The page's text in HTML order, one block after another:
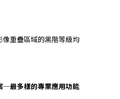
重疊區域的黑階等級均
─最多樣的專業應用功能